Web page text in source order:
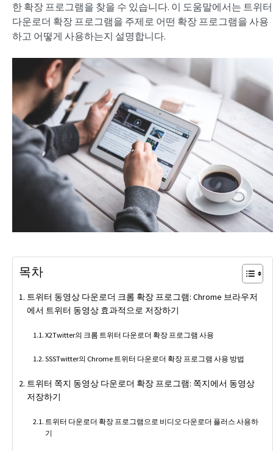
한 확장 프로그램을 찾을 수 있습니다. 이 도움말에서는 트위터
다운로더 확장 프로그램을 주제로 어떤 확장 프로그램을 사용
하고 어떻게 사용하는지 설명합니다.
목차
트위터 동영상 다운로더 크롬 확장 프로그램: Chrome 브라우저
에서 트위터 동영상 효과적으로 저장하기
X2Twitter의 크롬 트위터 다운로더 확장 프로그램 사용
SSSTwitter의 Chrome 트위터 다운로더 확장 프로그램 사용 방법
트위터 쪽지 동영상 다운로더 확장 프로그램: 쪽지에서 동영상
저장하기
트위터 다운로더 확장 프로그램으로 비디오 다운로더 플러스 사용하
기